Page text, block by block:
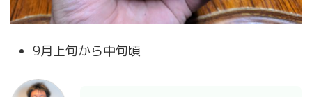
9月上旬から中旬頃